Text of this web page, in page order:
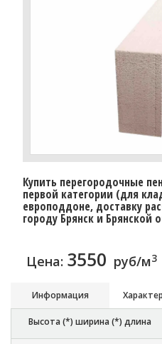
Купить перегородочные
первой категории (для
европоддоне, доставку
городу Брянск и Брянской
Цена: 3550 руб/м3
Информация
Высота (*) ширина (*) длина